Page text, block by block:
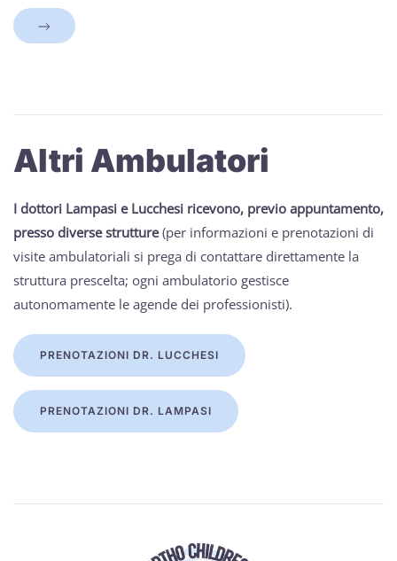
Altri Ambulatori
I dottori Lampasi e Lucchesi ricevono, previo appuntamento,
presso diverse strutture(per informazioni e prenotazioni di
visite ambulatoriali si prega di contattare direttamente la
struttura prescelta; ogni ambulatorio gestisce
autonomamente le agende dei professionisti).
PRENOTAZIONI DR. LUCCHESI
PRENOTAZIONI DR. LAMPASI